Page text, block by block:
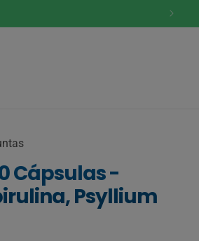
Cápsulas -
Psyllium